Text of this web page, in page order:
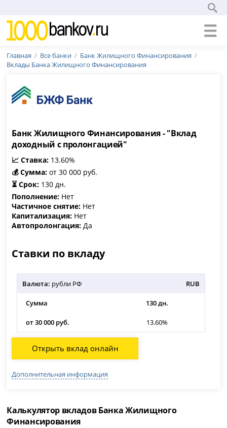
Главная Все банки
Банк Жилищного Финансирования
Вклады Банка Жилищного Финансирования
Банк Жилищного Финансирования - "Вклад
доходный с пролонгацией"
📈 Ставка: 13.60%
💰 Сумма: от 30 000 руб.
⏳ Срок: 130 дн.
Пополнение: Нет
Частичное снятие: Нет
Капитализация: Нет
Автопролонгация: Да
Ставки по вкладу
Валюта: рубли РФ RUB
Сумма 130 дн.
от 30 000 руб. 13.60%
Открыть вклад онлайн
Дополнительная информация
Калькулятор вкладов Банка Жилищного
Финансирования